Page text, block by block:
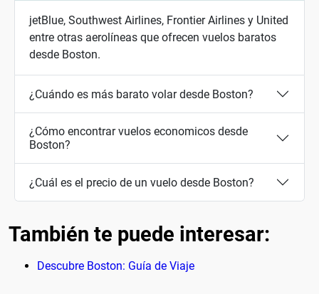
jetBlue, Southwest Airlines, Frontier Airlines y United
entre otras aerolíneas que ofrecen vuelos baratos
desde Boston.
¿Cuándo es más barato volar desde Boston?
¿Cómo encontrar vuelos economicos desde
Boston?
¿Cuál es el precio de un vuelo desde Boston?
También te puede interesar:
Descubre Boston: Guía de Viaje